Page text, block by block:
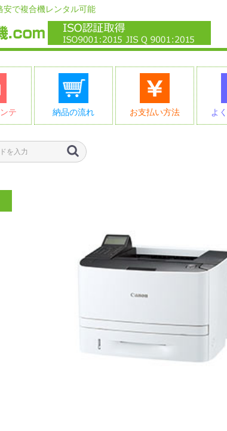
安で複合機レンタル可能
テ 納品の流れ お支払い方法 よ